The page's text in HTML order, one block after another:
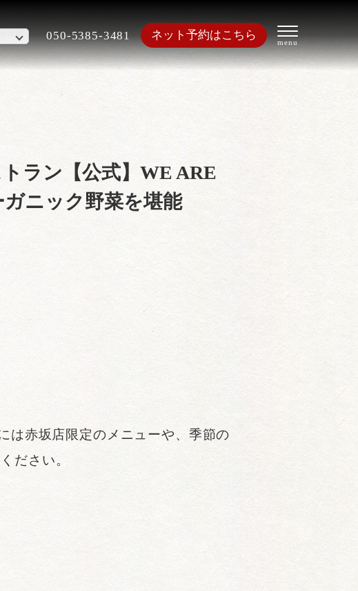
050-5385-3481 ネット予約はこちら
堪能
ラン【公式】WE ARE
ニック野菜を堪能
は赤坂店限定のメニューや、季節の
ださい。